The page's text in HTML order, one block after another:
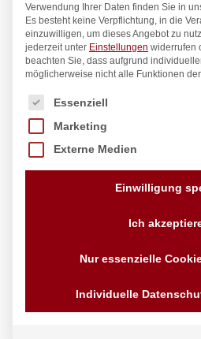
Espresso-Tasse,
Verwendung Ihrer Daten finden Sie in
Es besteht keine Verpflichtung, in die
einzuwilligen, um dieses Angebot zu
jederzeit unter Einstellungen widerrufen
beachten Sie, dass aufgrund
möglicherweise nicht alle Funktionen
Es folgt eine Liste der Service-
Essenziell
Marketing
Externe Medien
Einwilligung
Ich
Nur essenzielle
Individuelle